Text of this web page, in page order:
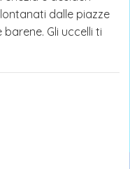
dalle piazze
Gli uccelli ti